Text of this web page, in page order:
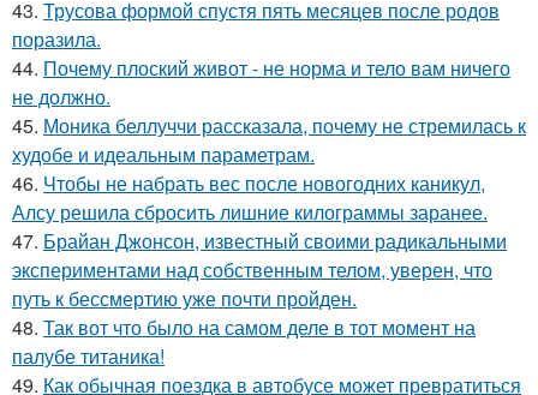
43. Трусова формой спустя пять месяцев после родов
поразила.
44. Почему плоский живот - не норма и тело вам ничего
не должно.
45. Моника беллуччи рассказала, почему не стремилась к
худобе и идеальным параметрам.
46. Чтобы не набрать вес после новогодних каникул,
Алсу решила сбросить лишние килограммы заранее.
47. Брайан Джонсон, известный своими радикальными
экспериментами над собственным телом, уверен, что
путь к бессмертию уже почти пройден.
48. Так вот что было на самом деле в тот момент на
палубе титаника!
49. Как обычная поездка в автобусе может превратиться